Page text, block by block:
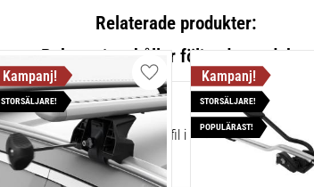
Yakima RailBar
Vingformad profil i obehandlad aluminium.
1 st
Relaterade produkter:
STORSÄLJARE!
Lägg till i favoriter
STORSÄLJARE!
POPULÄRAST!